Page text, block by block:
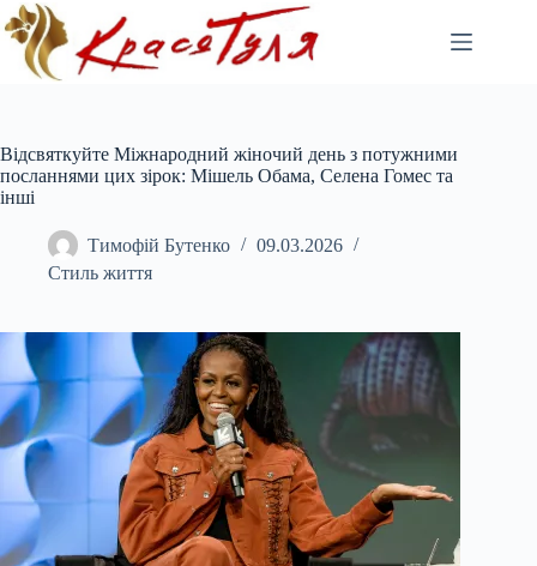
Перейти
до
вмісту
Відсвяткуйте Міжнародний жіночий день з потужними
посланнями цих зірок: Мішель Обама, Селена Гомес та
інші
Тимофій Бутенко
09.03.2026
Стиль життя